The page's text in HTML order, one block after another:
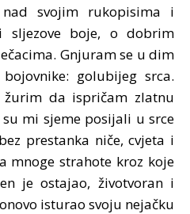
svojim rukopisima i
boje, o dobrim
Gnjuram se u dim
golubijeg srca.
da ispričam zlatnu
mi sjeme posijali u srce
prestanka niče, cvjeta i
mnoge strahote kroz koje
je ostajao, životvoran i
isturao svoju nejačku